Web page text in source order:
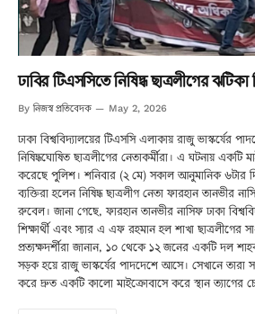
ঢাবির টিএসসিতে নিষিদ্ধ ছাত্রলীগের
By নিজস্ব প্রতিবেদক May 2, 2026
ঢাকা বিশ্ববিদ্যালয়ের টিএসসি এলাকায় রাজু ভাস্কর্যের
নিষিদ্ধঘোষিত ছাত্রলীগের নেতাকর্মীরা। এ ঘটনায়
করেছে পুলিশ। শনিবার (২ মে) সকাল আনুমানিক ৬টার
ব্যক্তিরা হলেন নিষিদ্ধ ছাত্রলীগ নেতা ফারহান তানভীর
রুবেল। জানা গেছে, ফারহান তানভীর নাসিফ ঢাকা
শিক্ষার্থী এবং স্যার এ এফ রহমান হল শাখা ছাত্রলীগের
প্রত্যক্ষদর্শীরা জানান, ১০ থেকে ১২ জনের একটি দল
সড়ক হয়ে রাজু ভাস্কর্যের পাদদেশে আসে। সেখানে তারা
করে দ্রুত একটি কালো মাইক্রোবাসে করে স্থান ত্যাগের